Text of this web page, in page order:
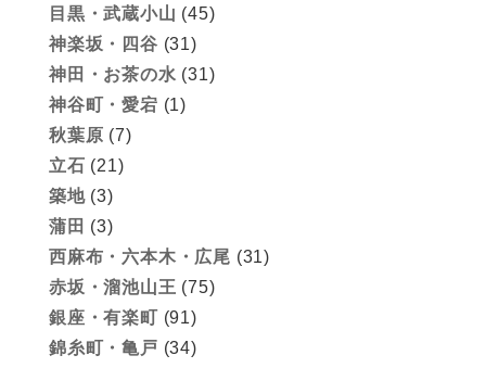
目黒・武蔵小山 (45)
神楽坂・四谷 (31)
神田・お茶の水 (31)
神谷町・愛宕 (1)
秋葉原 (7)
立石 (21)
築地(3)
蒲田 (3)
西麻布・六本木・広尾 (31)
赤坂・溜池山王 (75)
銀座・有楽町 (91)
錦糸町・亀戸 (34)